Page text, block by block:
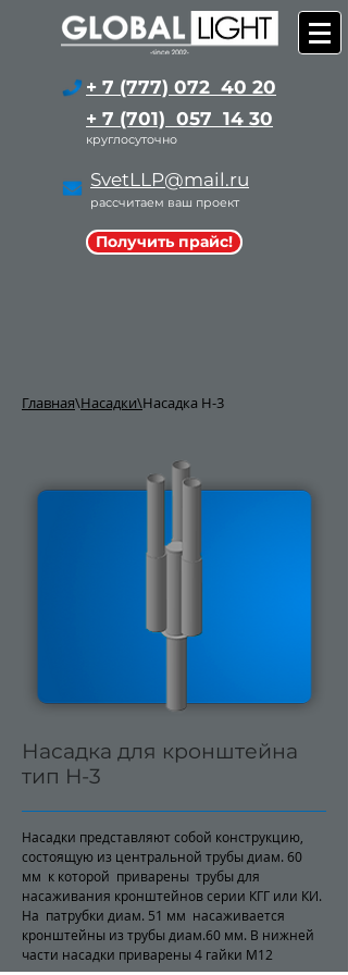
+ 7 (777) 072 40 20
+ 7 (701) 057 14 30
круглосуточно
SvetLLP@mail.ru
рассчитаем ваш проект
Получить прайс!
Главная\Насадки\Насадка H-3
Насадка для кронштейна
тип H-3
Насадки представляют собой конструкцию,
состоящую из центральной трубы диам. 60
мм к которой приварены трубы для
насаживания кронштейнов серии КГГ или КИ.
На патрубки диам. 51 мм насаживается
кронштейны из трубы диам.60 мм. В нижней
части насадки приварены 4 гайки М12